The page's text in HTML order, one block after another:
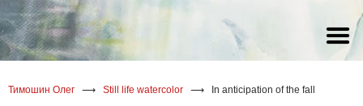
watercolor
oil
watercolor
oil
watercolor
oil
(Russia) Статья Галины
Снитовской о художнике Олеге
Тимошине
Тимошин Олег ⟶ Still life watercolor ⟶ In anticipation of the fall